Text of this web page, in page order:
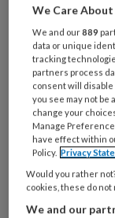
We Care
We and our889
data or unique
tracking
partners process
consent will disable
you see may not be
change your
Manage
have effect within
Policy. Privacy
Would you rather
cookies, these do not
We and our